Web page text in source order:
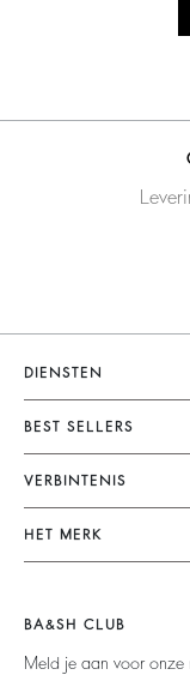
DIENSTEN
Klantenservice
FAQ
Terugzenden En
Algemene Voorwaarden
Juridische Kennisgeving
BEST SELLERS
Dresses
Jumpsuits
Tops & Shirts
Jumpers & Cardigans
Backless
VERBINTENIS
Onze Engagementen
Duurzame Collectie
Partners
HET MERK
Barbara & Sharon
Nieuwe Collectie
BA&SH CLUB
Meld je aan voor onze